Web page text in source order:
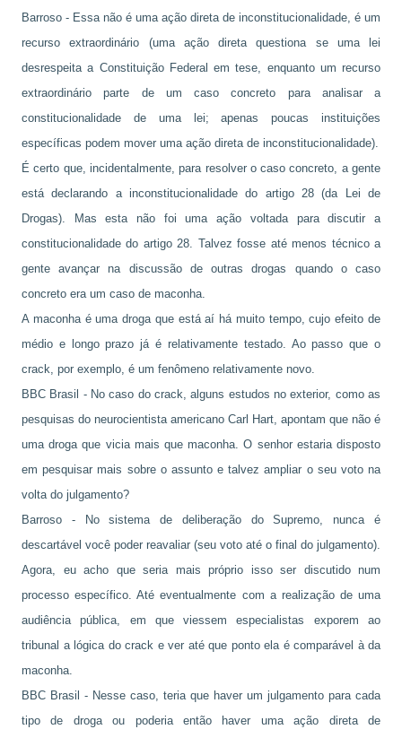
Barroso - Essa não é uma ação direta de inconstitucionalidade, é um
recurso extraordinário (uma ação direta questiona se uma lei
desrespeita a Constituição Federal em tese, enquanto um recurso
extraordinário parte de um caso concreto para analisar a
constitucionalidade de uma lei; apenas poucas instituições
específicas podem mover uma ação direta de inconstitucionalidade).
É certo que, incidentalmente, para resolver o caso concreto, a gente
está declarando a inconstitucionalidade do artigo 28 (da Lei de
Drogas). Mas esta não foi uma ação voltada para discutir a
constitucionalidade do artigo 28. Talvez fosse até menos técnico a
gente avançar na discussão de outras drogas quando o caso
concreto era um caso de maconha.
A maconha é uma droga que está aí há muito tempo, cujo efeito de
médio e longo prazo já é relativamente testado. Ao passo que o
crack, por exemplo, é um fenômeno relativamente novo.
BBC Brasil - No caso do crack, alguns estudos no exterior, como as
pesquisas do neurocientista americano Carl Hart, apontam que não é
uma droga que vicia mais que maconha. O senhor estaria disposto
em pesquisar mais sobre o assunto e talvez ampliar o seu voto na
volta do julgamento?
Barroso - No sistema de deliberação do Supremo, nunca é
descartável você poder reavaliar (seu voto até o final do julgamento).
Agora, eu acho que seria mais próprio isso ser discutido num
processo específico. Até eventualmente com a realização de uma
audiência pública, em que viessem especialistas exporem ao
tribunal a lógica do crack e ver até que ponto ela é comparável à da
maconha.
BBC Brasil - Nesse caso, teria que haver um julgamento para cada
tipo de droga ou poderia então haver uma ação direta de